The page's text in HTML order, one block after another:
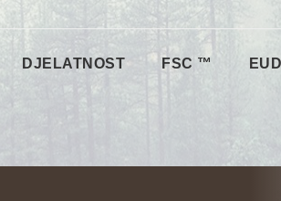
DJELATNOST FSC ™